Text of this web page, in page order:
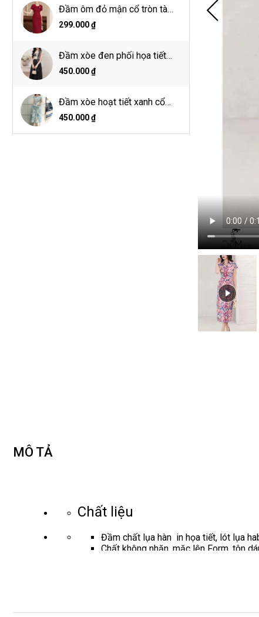
Đầm ôm đỏ mận cổ tròn tà
eo cách điệu
299.000 ₫
Đầm xòe đen phối họa tiết
kẻ đính đai
450.000 ₫
Đầm xòe hoạt tiết xanh cổ
đức đổ, đính hoa eo
450.000 ₫
MÔ TẢ
Chất liệu
Đầm chất lụa hàn in họa tiết, lót lụa
Chất không nhăn, mặc lên Form, tôn
Đầm cổ đức chân ôm, xếp ly . nẹp ốp
Dài 105-111 từ size S đến XL